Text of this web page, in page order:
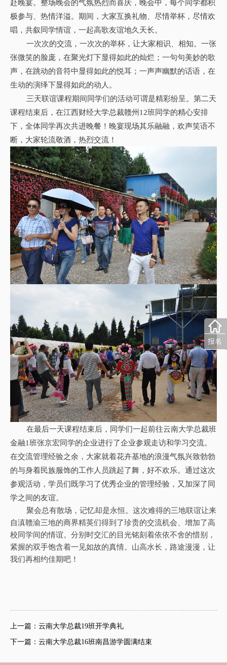
报名
赴晚宴。整场晚会的气氛热烈而喜庆，晚会中，每个同学都积
极参与、热情洋溢。期间，大家互换礼物、尽情举杯，尽情欢
唱，共叙同学情谊，一起高歌友谊地久天长。
一次次的交流，一次次的举杯，让大家相识、相知。一张
张微笑的脸庞，在聚光灯下显得如此的灿烂；一句句美妙的歌
声，在跳动的音符中显得如此的悦耳；一声声幽默的话语，在
生动的演绎下显得如此的动人。
三天联谊课程期间同学们的活动可谓是精彩纷呈。第二天
课程结束后，在江西财经大学总裁赣州12班同学的精心安排
下，全体同学再次共进晚餐！晚宴现场其乐融融，欢声笑语不
断，大家轮流敬酒，热烈交流！
在最后一天课程结束后，同学们一起前往云南大学总裁班
金融1班张京宏同学的企业进行了企业参观走访和学习交流。
在交流管理经验之余，大家就着花卉基地的浪漫气氛兴致勃勃
的与身着民族服饰的工作人员跳起了舞，好不欢乐。通过这次
参观活动，学员们既学习了优秀企业的管理经验，又加深了同
学之间的友谊。
聚会总有散场，记忆却是永恒。这次难得的三地联谊让来
自滇赣渝三地的商界精英们得到了珍贵的交流机会、增加了高
校同学间的情谊。分别时交汇的目光铭刻着依依不舍的惜别，
紧握的双手饱含着一见如故的真情。山高水长，路途漫漫，让
我们再相约佳期吧！
上一篇：云南大学总裁19班开学典礼
下一篇：云南大学总裁16班南昌游学圆满结束